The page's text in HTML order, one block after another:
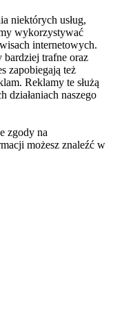
niektórych usług,
wykorzystywać
internetowych.
bardziej trafne oraz
zapobiegają też
Reklamy te służą
działaniach naszego
zgody na
możesz znaleźć w